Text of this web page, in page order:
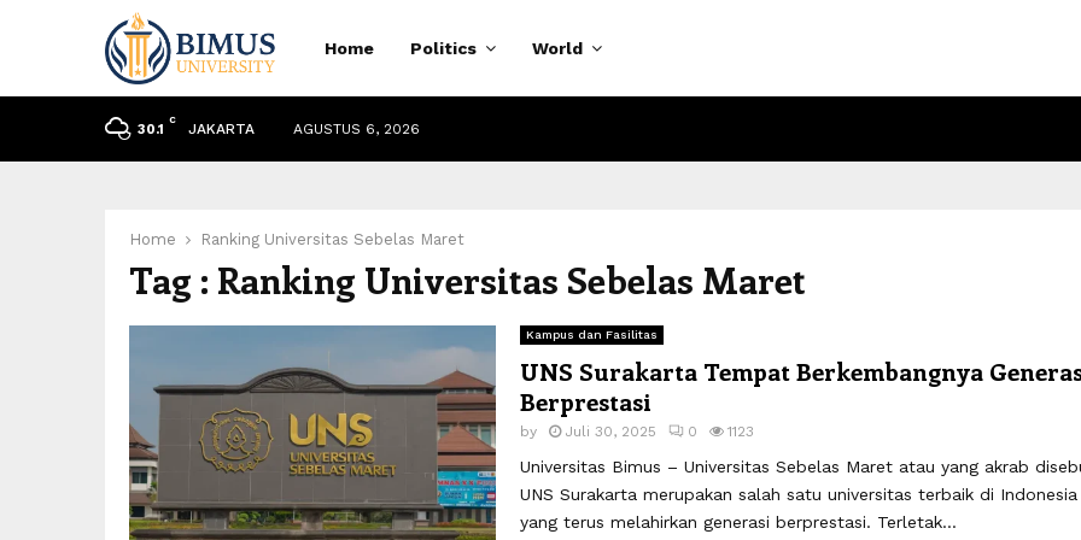
Home Politics World
30.1
C
JAKARTA AGUSTUS 6, 2026
Home Ranking Universitas Sebelas Maret
Tag : Ranking Universitas Sebelas Maret
Kampus dan Fasilitas
UNS Surakarta Tempat Berkembangnya
Berprestasi
by Juli 30, 2025 0 1123
Universitas Bimus – Universitas Sebelas Maret atau yang akrab
UNS Surakarta merupakan salah satu universitas terbaik di Indonesia
yang terus melahirkan generasi berprestasi. Terletak...